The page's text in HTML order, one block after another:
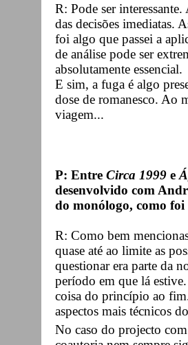
R: Pode ser
das decisões imediatas.
foi algo que passei a
de análise pode ser
absolutamente essencial.
E sim, a fuga é algo
dose de romanesco. Ao
viagem...
P: Entre Circa 1999 e
desenvolvido com
do monólogo, como foi
R: Como bem
quase até ao limite as
questionar era parte da
período em que lá
coisa do princípio ao
aspectos mais técnicos
No caso do projecto